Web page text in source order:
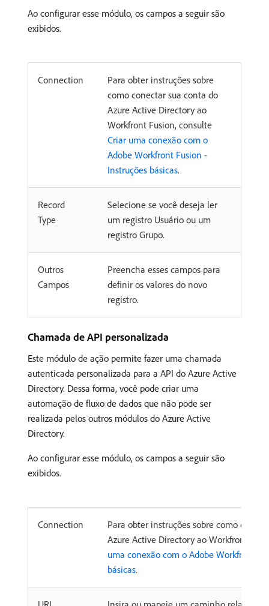
Ao configurar esse módulo, os campos a seguir são
exibidos.
Connection
Para obter instruções sobre
como conectar sua conta do
Azure Active Directory ao
Workfront Fusion, consulte
Criar uma conexão com o
Adobe Workfront Fusion -
Instruções básicas.
Record
Type
Selecione se você deseja ler
um registro Usuário ou um
registro Grupo.
Outros
Campos
Preencha esses campos para
definir os valores do novo
registro.
Chamada de API personalizada
Este módulo de ação permite fazer uma chamada
autenticada personalizada para a API do Azure Active
Directory. Dessa forma, você pode criar uma
automação de fluxo de dados que não pode ser
realizada pelos outros módulos do Azure Active
Directory.
Ao configurar esse módulo, os campos a seguir são
exibidos.
Connection
Para obter instruções sobre como
Azure Active Directory ao Workfront
uma conexão com o Adobe Workfront
básicas.